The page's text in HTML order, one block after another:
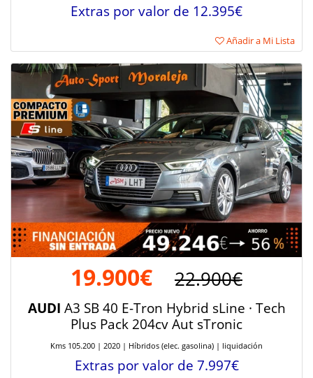
Extras por valor de 12.395€
Añadir a Mi Lista
19.900€ 22.900€
AUDI A3 SB 40 E-Tron Hybrid sLine · Tech
Plus Pack 204cv Aut sTronic
Kms 105.200 | 2020 | Híbridos (elec. gasolina) | liquidación
Extras por valor de 7.997€